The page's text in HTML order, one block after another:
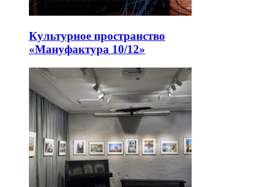
Культурное пространство
«Мануфактура 10/12»